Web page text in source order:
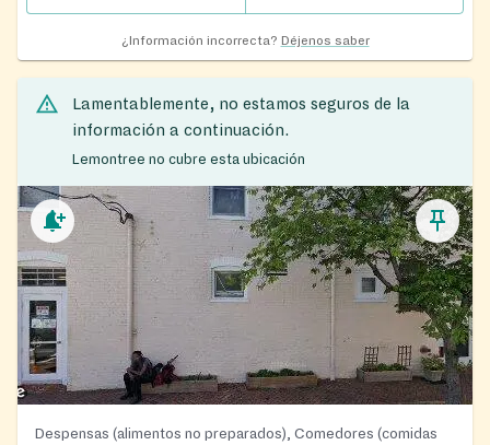
¿Información incorrecta? Déjenos saber
Lamentablemente, no estamos seguros de la
información a continuación.
Lemontree no cubre esta ubicación
Despensas (alimentos no preparados), Comedores (comidas